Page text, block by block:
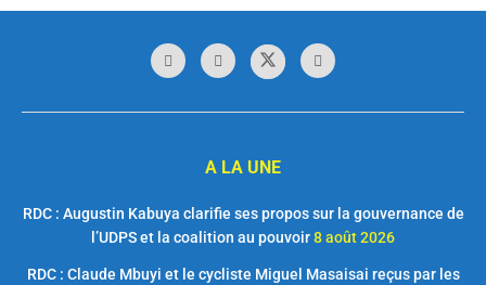
A LA UNE
RDC : Augustin Kabuya clarifie ses propos sur la gouvernance de
l’UDPS et la coalition au pouvoir8 août 2026
RDC : Claude Mbuyi et le cycliste Miguel Masaisai reçus par les